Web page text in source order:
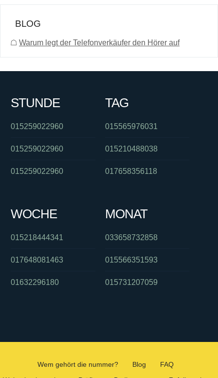
BLOG
☖ Warum legt der Telefonverkäufer den Hörer auf
STUNDE
015259022960
015259022960
015259022960
TAG
015565976031
015210488038
017658356118
WOCHE
015218444341
017648081463
01632296180
MONAT
033658732858
015566351593
015731207059
Wem gehört die nummer? Blog
FAQ